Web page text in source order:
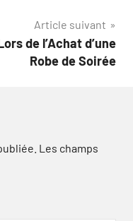
Article suivant
de l’Achat d’une
Robe de Soirée
Les champs